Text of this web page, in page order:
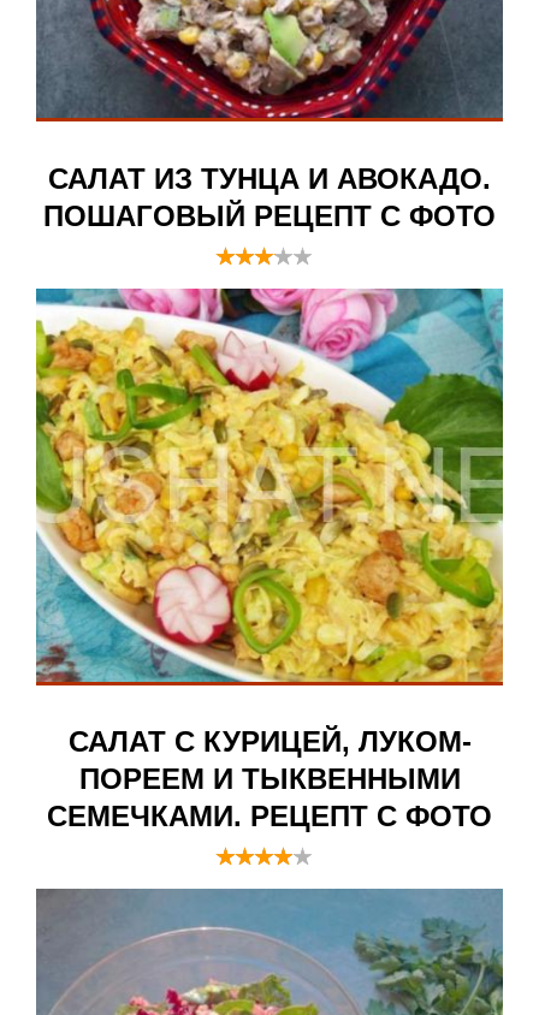
САЛАТ ИЗ ТУНЦА И АВОКАДО.
ПОШАГОВЫЙ РЕЦЕПТ С ФОТО
САЛАТ С КУРИЦЕЙ, ЛУКОМ-
ПОРЕЕМ И ТЫКВЕННЫМИ
СЕМЕЧКАМИ. РЕЦЕПТ С ФОТО